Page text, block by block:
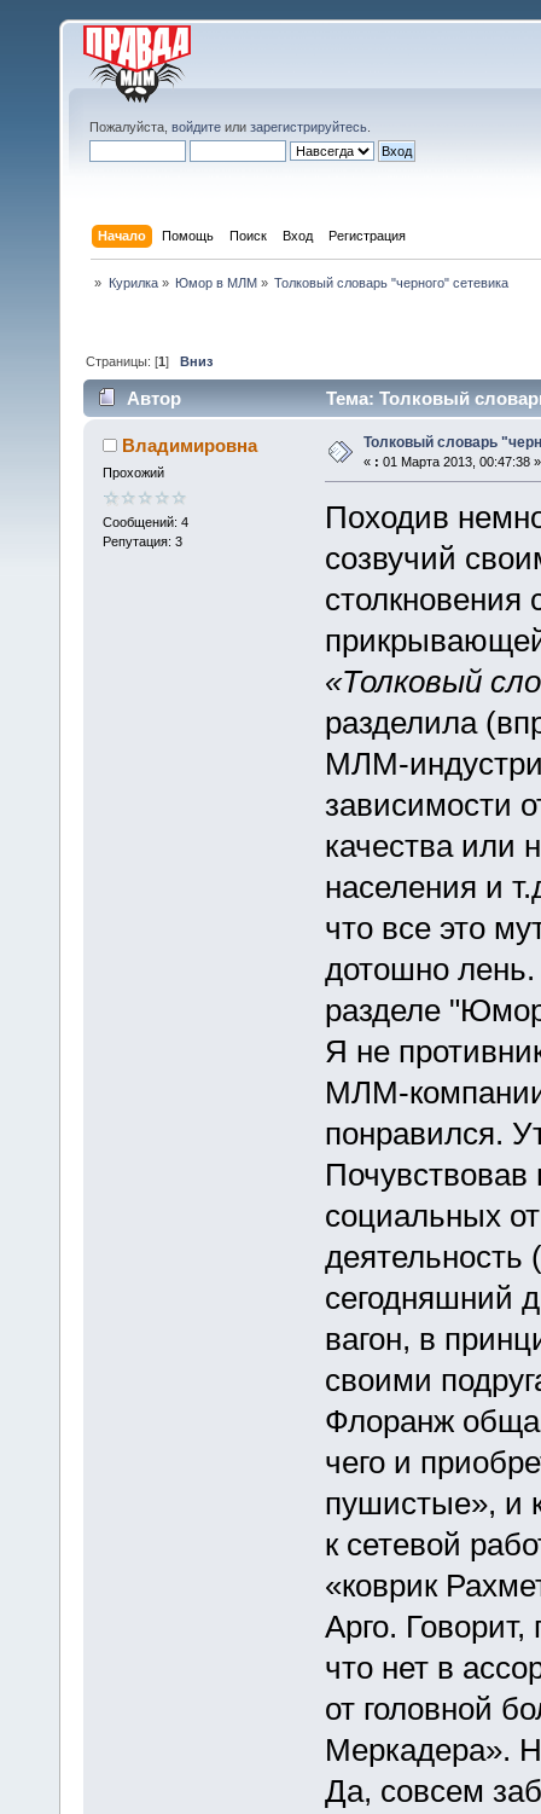
Пожалуйста, войдите или зарегистрируйтесь
Начало Помощь Поиск Вход Регистрация
» Курилка» Юмор в МЛМ » Толковый словарь "черного" сетевика
Страницы: [1]Вниз
Автор Тема: Толковый
Владимировна
Прохожий
Сообщений: 4
Репутация: 3
Толковый словарь
« : 01 Марта 2013, 00:47:38 »
Походив
созвучий
«Толковый
разделила
МЛМ-
зависимости
качества или
населения и
что все это
дотошно лень.
разделе
Я не
МЛМ-компании
понравился.
социальных
сегодняшний
вагон, в
своими
Флоранж
чего и
пушистые», и
к сетевой
«коврик
Арго.
что нет в
от головной
Меркадера».
Да, совсем